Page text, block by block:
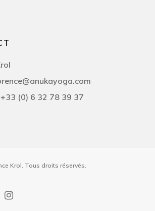
(0) 6 32 78 39 37
Krol. Tous droits réservés.